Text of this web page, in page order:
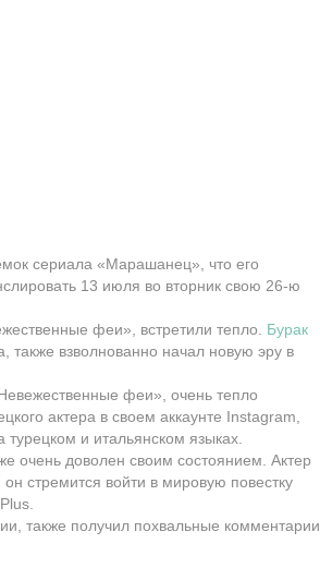
сериала «Марашанец», что его
13 июля во вторник свою 26-ю
феи», встретили тепло. Бурак
взволнованно начал новую эру в
феи», очень тепло
актера в своем аккаунте Instagram,
и итальянском языках.
очень доволен своим состоянием. Актер
стремится войти в мировую повестку
также получил похвальные комментарии